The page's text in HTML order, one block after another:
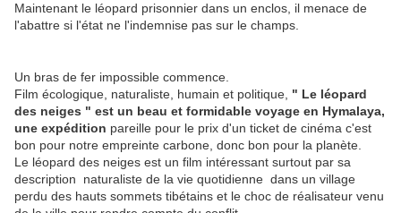
Maintenant le léopard prisonnier dans un enclos, il menace de
l'abattre si l'état ne l'indemnise pas sur le champs.
Un bras de fer impossible commence.
Film écologique, naturaliste, humain et politique, " Le léopard
des neiges " est un beau et formidable voyage en Hymalaya,
une expédition pareille pour le prix d'un ticket de cinéma c'est
bon pour notre empreinte carbone, donc bon pour la planète.
Le léopard des neiges est un film intéressant surtout par sa
description naturaliste de la vie quotidienne dans un village
perdu des hauts sommets tibétains et le choc de réalisateur venu